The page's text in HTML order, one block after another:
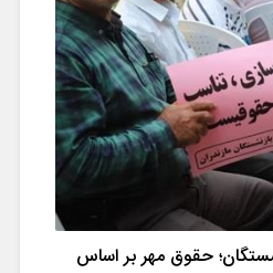
حقوق مهر بر اساس